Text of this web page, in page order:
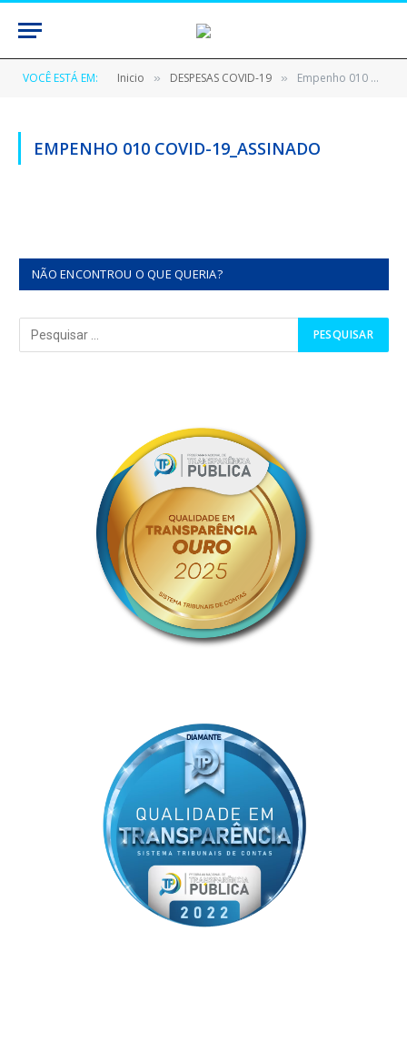
VOCÊ ESTÁ EM: Inicio » DESPESAS COVID-19 » Empenho 010 Covid-19_assinado
EMPENHO 010 COVID-19_ASSINADO
NÃO ENCONTROU O QUE QUERIA?